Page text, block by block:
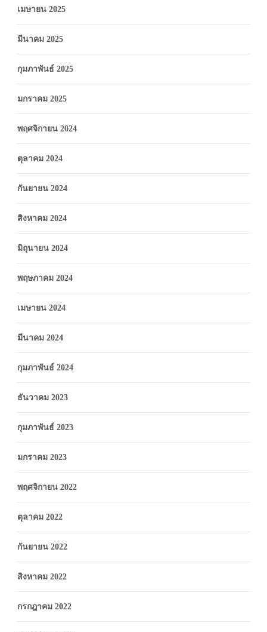
เมษายน 2025
มีนาคม 2025
กุมภาพันธ์ 2025
มกราคม 2025
พฤศจิกายน 2024
ตุลาคม 2024
กันยายน 2024
สิงหาคม 2024
มิถุนายน 2024
พฤษภาคม 2024
เมษายน 2024
มีนาคม 2024
กุมภาพันธ์ 2024
ธันวาคม 2023
กุมภาพันธ์ 2023
มกราคม 2023
พฤศจิกายน 2022
ตุลาคม 2022
กันยายน 2022
สิงหาคม 2022
กรกฎาคม 2022